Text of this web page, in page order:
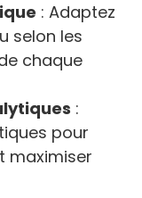
: Adaptez
selon les
chaque
:
pour
maximiser